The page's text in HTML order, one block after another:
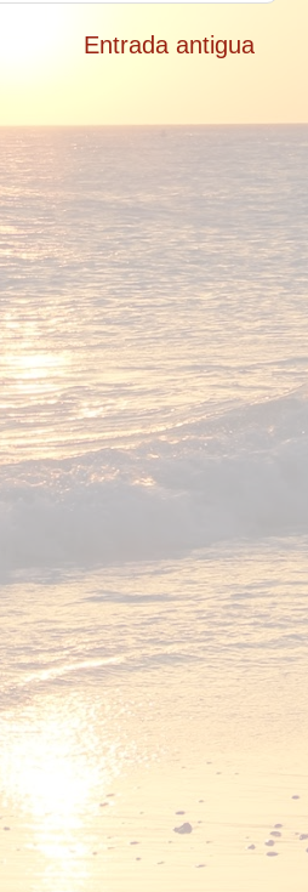
Entrada antigua